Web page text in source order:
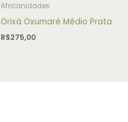
Africanidades
Orixá Oxumaré Médio Prata
R$275,00